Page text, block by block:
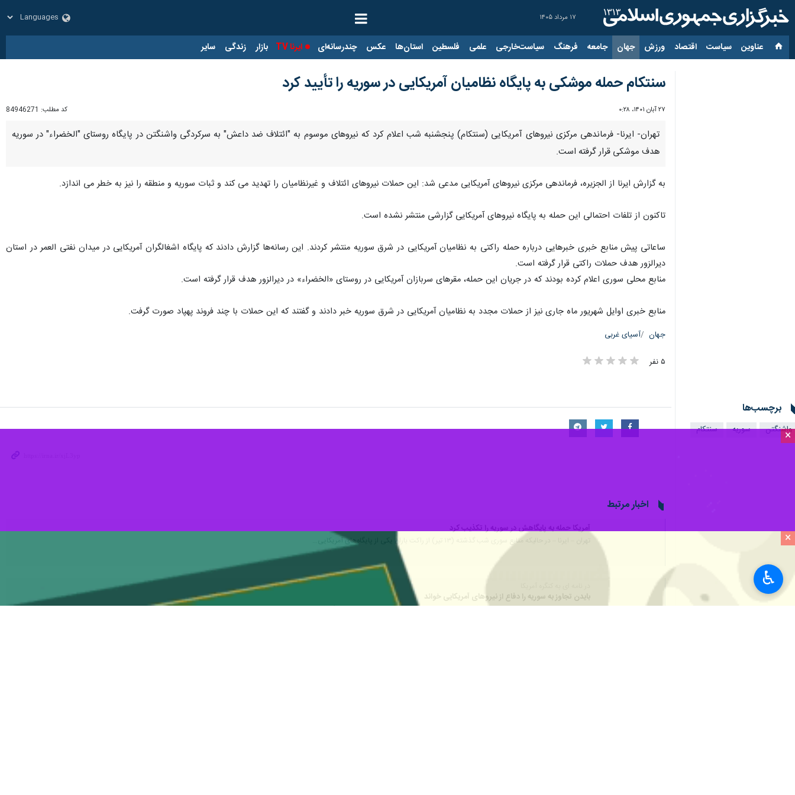
۱۷ مرداد ۱۴۰۵
عناوین‌ سیاست اقتصاد ورزش جهان جامعه فرهنگ سیاست‌خارجی علمی فلسطین استان‌ها عکس چندرسانه‌ای ایرنا TV بازار زندگی سایر
×
×
سنتکام حمله موشکی به پایگاه نظامیان آمریکایی در سوریه را تأیید کرد
۲۷ آبان ۱۴۰۱، ۰:۲۸ کد مطلب: 84946271
تاکنون از تلفات احتمالی این حمله به پایگاه نیروهای آمریکایی گزارشی منتشر نشده است.
ساعاتی پیش منابع خبری خبرهایی درباره حمله راکتی به نظامیان آمریکایی در شرق سوریه منتشر کردند. این رسانه‌ها گزارش دادند که پایگاه اشغالگران آمریکایی در میدان نفتی العمر در استان
دیرالزور هدف حملات راکتی قرار گرفته است.
♿︎